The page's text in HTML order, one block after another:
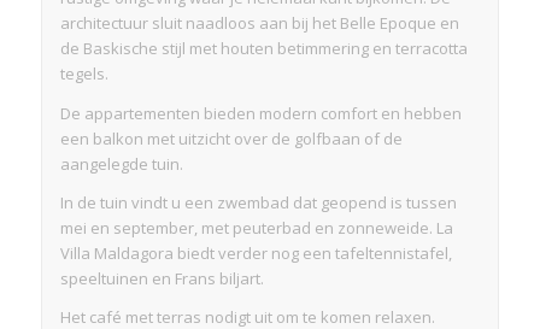
architectuur sluit naadloos aan bij het Belle Epoque en
de Baskische stijl met houten betimmering en terracotta
tegels.
De appartementen bieden modern comfort en hebben
een balkon met uitzicht over de golfbaan of de
aangelegde tuin.
In de tuin vindt u een zwembad dat geopend is tussen
mei en september, met peuterbad en zonneweide. La
Villa Maldagora biedt verder nog een tafeltennistafel,
speeltuinen en Frans biljart.
Het café met terras nodigt uit om te komen relaxen.